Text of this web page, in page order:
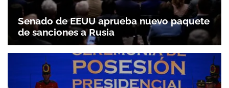
Senado de EEUU aprueba nuevo paquete
de sanciones a Rusia